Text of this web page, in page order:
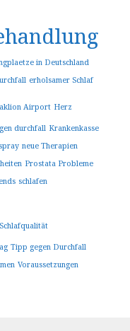
in Deutschland
erholsamer Schlaf
Airport Herz
durchfall Krankenkasse
neue Therapien
Prostata Probleme
schlafen
Schlafqualität
Tipp gegen Durchfall
Voraussetzungen